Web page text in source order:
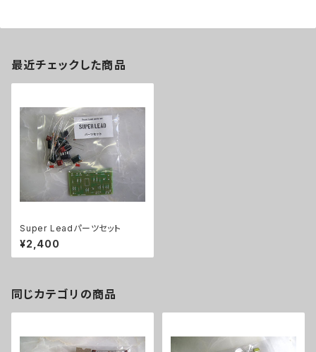
最近チェックした商品
Super Leadパーツセット
¥2,400
同じカテゴリの商品